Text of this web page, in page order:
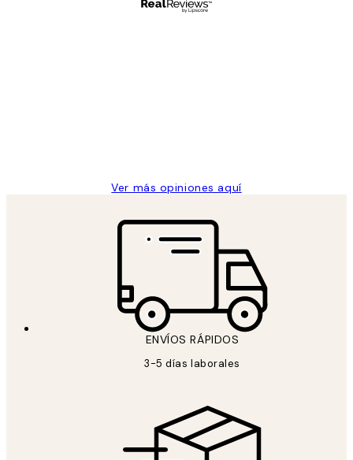
Ver más opiniones aquí
ENVÍOS RÁPIDOS
3-5 días laborales